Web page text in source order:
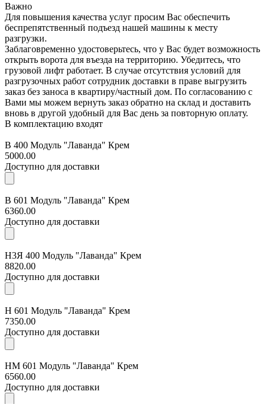
Важно
Для повышения качества услуг просим Вас обеспечить
беспрепятственный подъезд нашей машины к месту
разгрузки.
Заблаговременно удостоверьтесь, что у Вас будет возможность
открыть ворота для въезда на территорию. Убедитесь, что
грузовой лифт работает. В случае отсутствия условий для
разгрузочных работ сотрудник доставки в праве выгрузить
заказ без заноса в квартиру/частный дом. По согласованию с
Вами мы можем вернуть заказ обратно на склад и доставить
вновь в другой удобный для Вас день за повторную оплату.
В комплектацию входят
В 400 Модуль "Лаванда" Крем
5000.00
Доступно для доставки
В 601 Модуль "Лаванда" Крем
6360.00
Доступно для доставки
Н3Я 400 Модуль "Лаванда" Крем
8820.00
Доступно для доставки
Н 601 Модуль "Лаванда" Крем
7350.00
Доступно для доставки
НМ 601 Модуль "Лаванда" Крем
6560.00
Доступно для доставки